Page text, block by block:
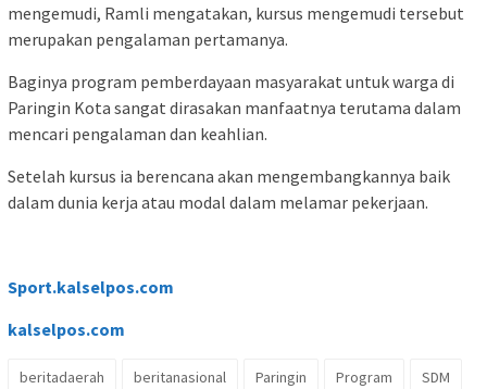
mengemudi, Ramli mengatakan, kursus mengemudi tersebut
merupakan pengalaman pertamanya.
Baginya program pemberdayaan masyarakat untuk warga di
Paringin Kota sangat dirasakan manfaatnya terutama dalam
mencari pengalaman dan keahlian.
Setelah kursus ia berencana akan mengembangkannya baik
dalam dunia kerja atau modal dalam melamar pekerjaan.
Sport.kalselpos.com
kalselpos.com
beritadaerah beritanasional Paringin Program
SDM